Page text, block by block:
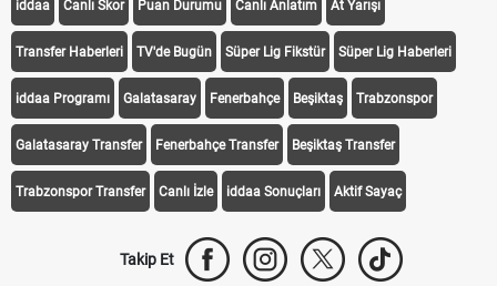
iddaa Canlı Skor Puan Durumu Canlı Anlatım At Yarışı
Transfer Haberleri TV'de Bugün Süper Lig Fikstür Süper Lig Haberleri
iddaa Programı Galatasaray Fenerbahçe Beşiktaş Trabzonspor
Galatasaray Transfer Fenerbahçe Transfer Beşiktaş Transfer
Trabzonspor Transfer Canlı İzle iddaa Sonuçları Aktif Sayaç
Takip Et